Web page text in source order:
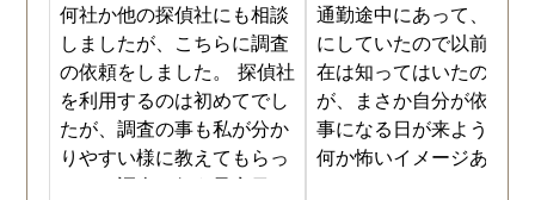
何社か他の探偵社にも相談
しましたが、こちらに調査
の依頼をしました。 探偵社
を利用するのは初めてでし
たが、調査の事も私が分か
りやすい様に教えてもらっ
たり、調査を行う予定日は
通勤途中にあって、毎日
にしていたので以前から
在は知ってはいたのです
が、まさか自分が依頼す
事になる日が来ようと
何か怖いイメージありま